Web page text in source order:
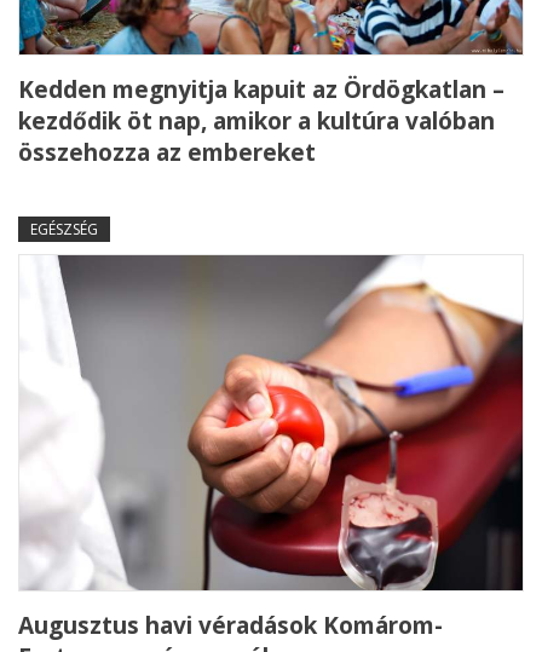
Kedden megnyitja kapuit az Ördögkatlan –
kezdődik öt nap, amikor a kultúra valóban
összehozza az embereket
EGÉSZSÉG
Augusztus havi véradások Komárom-